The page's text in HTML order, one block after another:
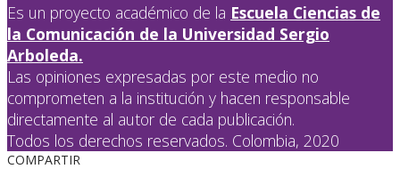
Es un proyecto académico de la Escuela Ciencias de
la Comunicación de la Universidad Sergio
Arboleda.
Las opiniones expresadas por este medio no
comprometen a la institución y hacen responsable
directamente al autor de cada publicación.
Todos los derechos reservados. Colombia, 2020
COMPARTIR